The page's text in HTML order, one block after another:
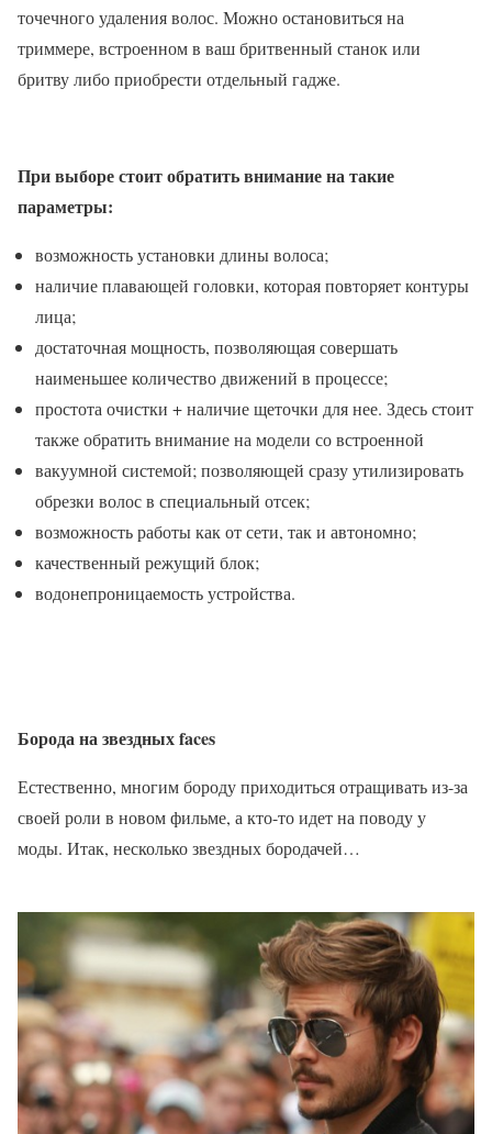
точечного удаления волос. Можно остановиться на
триммере, встроенном в ваш бритвенный станок или
бритву либо приобрести отдельный гадже.
При выборе стоит обратить внимание на такие
параметры:
возможность установки длины волоса;
наличие плавающей головки, которая повторяет контуры
лица;
достаточная мощность, позволяющая совершать
наименьшее количество движений в процессе;
простота очистки + наличие щеточки для нее. Здесь стоит
также обратить внимание на модели со встроенной
вакуумной системой; позволяющей сразу утилизировать
обрезки волос в специальный отсек;
возможность работы как от сети, так и автономно;
качественный режущий блок;
водонепроницаемость устройства.
Борода на звездных faces
Естественно, многим бороду приходиться отращивать из-за
своей роли в новом фильме, а кто-то идет на поводу у
моды. Итак, несколько звездных бородачей…